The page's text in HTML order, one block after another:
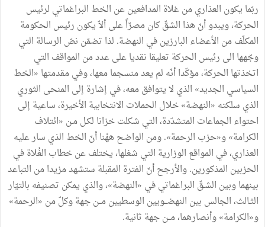
ربّما يكون العذاري من غلاة المدافعين عن الخط البراغماتي لرئيس
الحركة، ويبدو أنّ هذا الشقّ كان مصرّاً على ألاّ يكون رئيس الحكومة
المكلّف من الأعضاء البارزين في النهضة. لذا تضمّن نصّ الرسالة التي
وجّهها الى رئيس الحركة تعليقا نقديا على عدد من المواقف التي
اتخذتها الحركة، مؤكّدا أنّه لم يعد منسجما معها، وفي مقدمتها «الخط
السياسي الجديد» الذي لا يتوافق معه، في إشارة إلى المنحى الثوري
الذي سلكته «النهضة» خلال الحملات الانتخابية الأخيرة، ساعية إلى
احتواء الجماعات المتشدّدة، التي شكلت خزانا لكـل مـن «ائتلاف
الكرامة» و«حزب الرحمة». ومن الواضح ههُنا أنّ الخط الذي سار عليه
العذاري، في المواقع الوزارية التي شغلها، يختلف عن خطاب الغُلاة في
الحزبين المذكورين. والأرجح أنّ الفترة المقبلة ستشهد مزيدا من التباعد
بينهما وبين الشـقّ البراغماتي في «النهضة»، والذي يمكن تصنيفه بالتيّار
الثـالث، الجالس بين النهضــويين الوسطيين مــن جهة وكلّ من «الرحمة»
و«الكرامة» وأنصارهما، مــن جهة ثانية.